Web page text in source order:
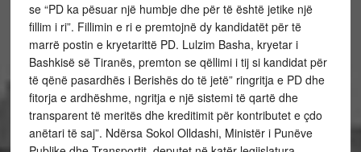
se “PD ka pësuar një humbje dhe për të është jetike një
fillim i ri”. Fillimin e ri e premtojnë dy kandidatët për të
marrë postin e kryetarittë PD. Lulzim Basha, kryetar i
Bashkisë së Tiranës, premton se qëllimi i tij si kandidat për
të qënë pasardhës i Berishës do të jetë” ringritja e PD dhe
fitorja e ardhëshme, ngritja e një sistemi të qartë dhe
transparent të meritës dhe kreditimit për kontributet e çdo
anëtari të saj”. Ndërsa Sokol Olldashi, Ministër i Punëve